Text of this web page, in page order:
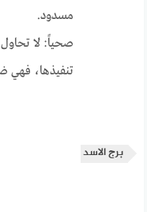
مسدود.
صحياً: لا تحاول
تنفيذها، فهي
برج الاسد